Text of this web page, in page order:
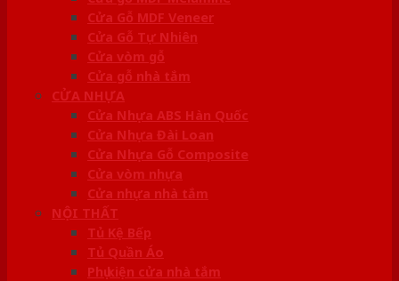
Cửa Gỗ MDF Veneer
Cửa Gỗ Tự Nhiên
Cửa vòm gỗ
Cửa gỗ nhà tắm
CỬA NHỰA
Cửa Nhựa ABS Hàn Quốc
Cửa Nhựa Đài Loan
Cửa Nhựa Gỗ Composite
Cửa vòm nhựa
Cửa nhựa nhà tắm
NỘI THẤT
Tủ Kệ Bếp
Tủ Quần Áo
Phụ kiện cửa nhà tắm